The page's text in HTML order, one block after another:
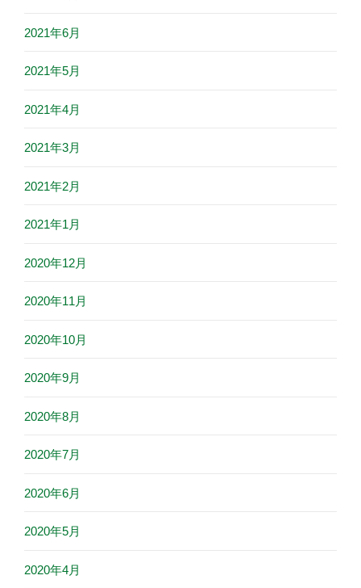
2021年6月
2021年5月
2021年4月
2021年3月
2021年2月
2021年1月
2020年12月
2020年11月
2020年10月
2020年9月
2020年8月
2020年7月
2020年6月
2020年5月
2020年4月